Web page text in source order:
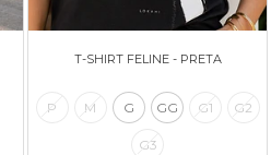
T-SHIRT FELINE - PRETA
P M G GG G1 G2
G3